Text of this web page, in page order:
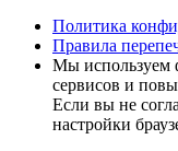
Политика
Правила
Мы используем
сервисов и
Если вы не
настройки